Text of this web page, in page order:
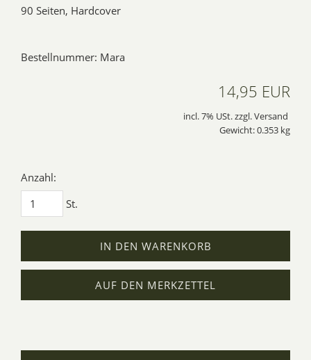
90 Seiten, Hardcover
Bestellnummer: Mara
14,95 EUR
incl. 7% USt. zzgl. Versand
Gewicht: 0.353 kg
Anzahl:
St.
IN DEN WARENKORB
AUF DEN MERKZETTEL